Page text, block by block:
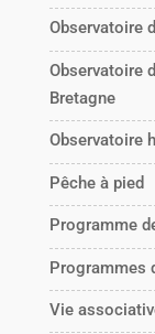
Observatoire
Observatoire
Bretagne
Observatoire
Pêche à pied
Programme
Programmes
Vie